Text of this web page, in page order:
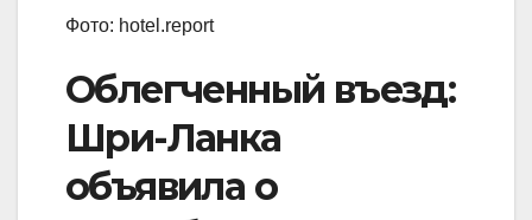
Фото: hotel.report
Облегченный въезд:
Шри-Ланка
объявила о